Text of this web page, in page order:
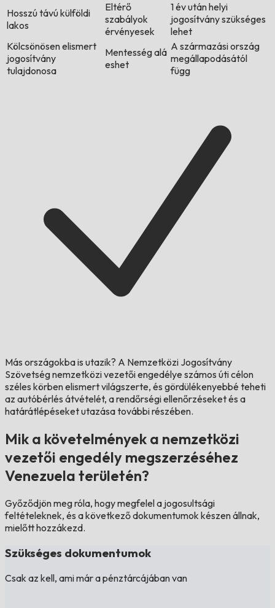
Hosszú távú külföldi
lakos
Eltérő
szabályok
érvényesek
1 év után helyi
jogosítvány szükséges
lehet
Kölcsönösen elismert
jogosítvány
tulajdonosa
Mentesség alá
eshet
A származási ország
megállapodásától
függ
Más országokba is utazik? A Nemzetközi Jogosítvány
Szövetség nemzetközi vezetői engedélye számos úti célon
széles körben elismert világszerte, és gördülékenyebbé teheti
az autóbérlés átvételét, a rendőrségi ellenőrzéseket és a
határátlépéseket utazása további részében.
Mik a követelmények a nemzetközi
vezetői engedély megszerzéséhez
Venezuela területén?
Győződjön meg róla, hogy megfelel a jogosultsági
feltételeknek, és a következő dokumentumok készen állnak,
mielőtt hozzákezd.
Szükséges dokumentumok
Csak az kell, ami már a pénztárcájában van